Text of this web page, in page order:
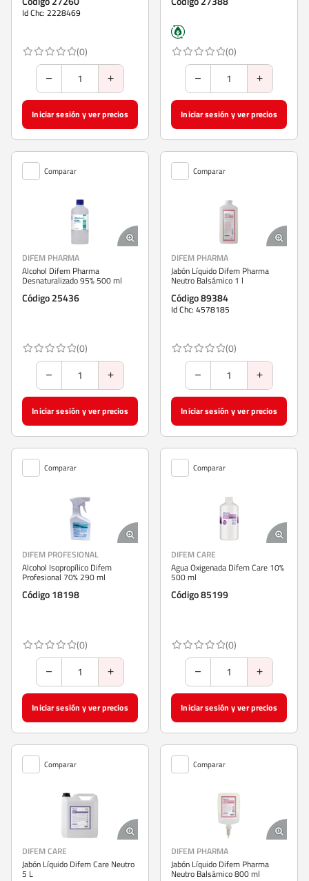
Id Chc: 2228469
(0)
Iniciar sesión y ver precios
(0)
Iniciar sesión y ver precios
Comparar
DIFEM PHARMA
Alcohol Difem Pharma
Desnaturalizado 95% 500 ml
Código 25436
(0)
Iniciar sesión y ver precios
Comparar
DIFEM PHARMA
Jabón Líquido Difem Pharma
Neutro Balsámico 1 l
Código 89384
Id Chc: 4578185
(0)
Iniciar sesión y ver precios
Comparar
DIFEM PROFESIONAL
Alcohol Isopropílico Difem
Profesional 70% 290 ml
Código 18198
(0)
Iniciar sesión y ver precios
Comparar
DIFEM CARE
Agua Oxigenada Difem Care 10%
500 ml
Código 85199
(0)
Iniciar sesión y ver precios
Comparar
DIFEM CARE
Jabón Líquido Difem Care Neutro
5 L
Comparar
DIFEM PHARMA
Jabón Líquido Difem Pharma
Neutro Balsámico 800 ml